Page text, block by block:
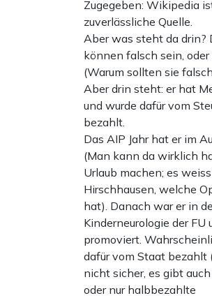
Zugegeben: Wikipedia
zuverlässliche Quelle.
Aber was steht da drin?
können falsch sein,
(Warum sollten sie falsch
Aber drin steht: er hat
und wurde dafür vom
bezahlt.
Das AIP Jahr hat er im
(Man kann da wirklich
Urlaub machen; es
Hirschhausen, welche
hat). Danach war er in
Kinderneurologie der FU
promoviert.
dafür vom Staat bezahlt
nicht sicher, es gibt
oder nur halbbezahlte